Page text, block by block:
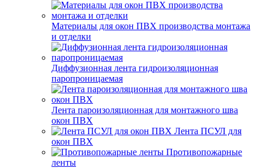
Материалы для окон ПВХ производства монтажа
и отделки
Диффузионная лента гидроизоляционная
паропроницаемая
Лента пароизоляционная для монтажного шва
окон ПВХ
Лента ПСУЛ для
окон ПВХ
Противопожарные
ленты